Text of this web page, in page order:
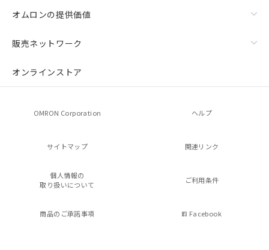
オムロンの提供価値
販売ネットワーク
オンラインストア
OMRON Corporation ヘルプ
サイトマップ 関連リンク
個人情報の
取り扱いについて
ご利用条件
商品のご承諾事項 Facebook